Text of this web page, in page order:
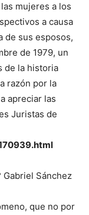
mujeres a los
a causa
de sus esposos,
de 1979, un
de la historia
razón por la
apreciar las
Juristas de
Sánchez
que no por